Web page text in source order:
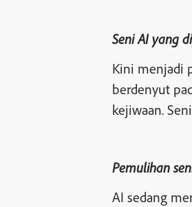
Seni AI yang
Kini menjadi
berdenyut
kejiwaan.
Pemulihan
AI sedang